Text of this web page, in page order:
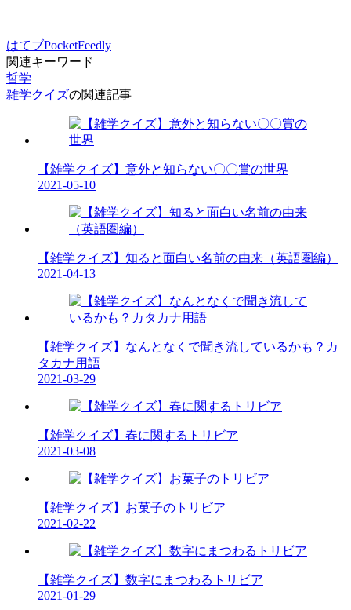
はてブPocketFeedly
関連キーワード
哲学
雑学クイズの関連記事
【雑学クイズ】意外と知らない〇〇賞の世界
2021-05-10
【雑学クイズ】知ると面白い名前の由来（英語圏編）
2021-04-13
【雑学クイズ】なんとなくで聞き流しているかも？カ
タカナ用語
2021-03-29
【雑学クイズ】春に関するトリビア
2021-03-08
【雑学クイズ】お菓子のトリビア
2021-02-22
【雑学クイズ】数字にまつわるトリビア
2021-01-29